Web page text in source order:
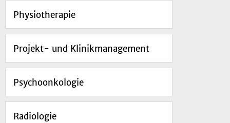
Physiotherapie
Projekt- und Klinikmanagement
Psychoonkologie
Radiologie